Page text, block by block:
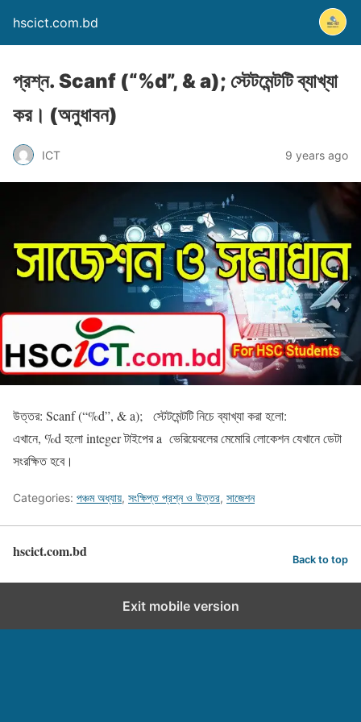
hscict.com.bd
প্রশ্ন. Scanf (“%d”, & a); স্টেটমেন্টটি ব্যাখ্যা
কর। (অনুধাবন)
ICT 9 years ago
উত্তর: Scanf (“%d”, & a); স্টেটমেন্টটি নিচে ব্যাখ্যা করা হলো:
এখানে, %d হলো integer টাইপের a ভেরিয়েবলের মেমোরি লোকেশন যেখানে ডেটা
সংরক্ষিত হবে।
Categories: পঞ্চম অধ্যায়, সংক্ষিপ্ত প্রশ্ন ও উত্তর, সাজেশন
hscict.com.bd Back to top
Exit mobile version